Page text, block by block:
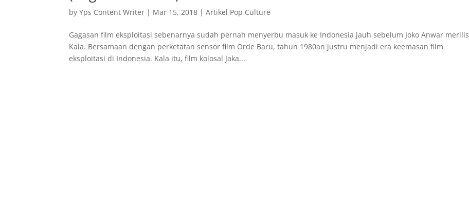
byYps Content Writer | Mar 15, 2018 |Artikel Pop Culture
Gagasan film eksploitasi sebenarnya sudah pernah menyerbu masuk ke Indonesia jauh sebelum Joko Anwar merilis
Kala. Bersamaan dengan perketatan sensor film Orde Baru, tahun 1980an justru menjadi era keemasan film
eksploitasi di Indonesia. Kala itu, film kolosal Jaka...